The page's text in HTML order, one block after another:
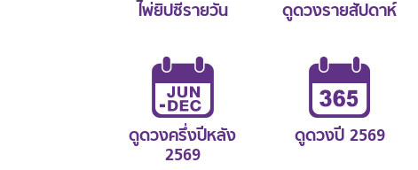
ไพ่ยิปซีรายวัน ดูดวงรายสัปดาห์
ดูดวงครึ่งปีหลัง
2569
ดูดวงปี 2569